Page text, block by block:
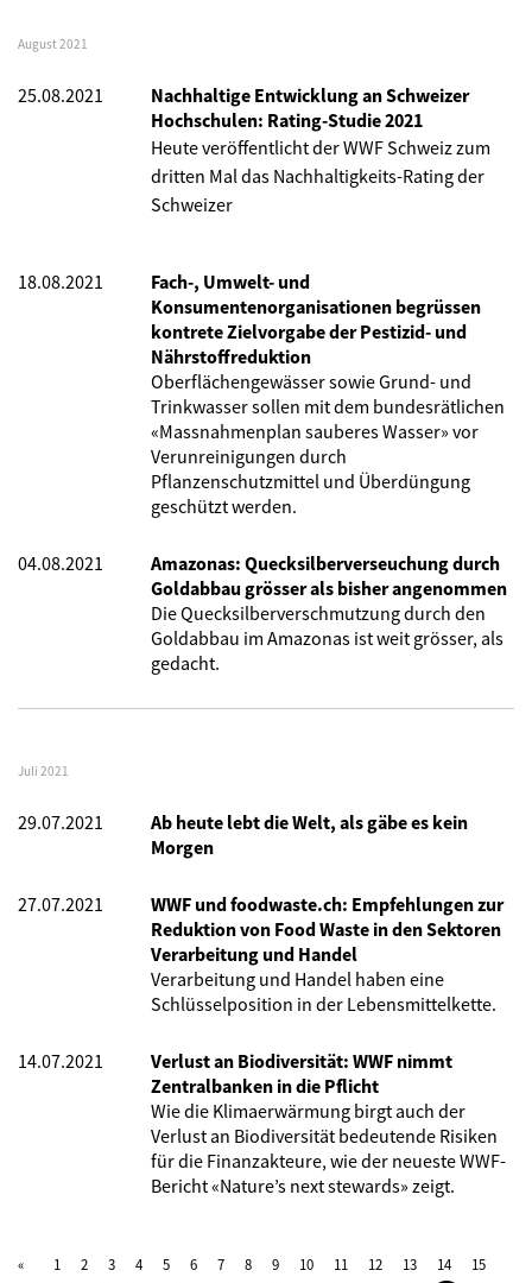
August 2021
25.08.2021
Nachhaltige Entwicklung an Schweizer
Hochschulen: Rating-Studie 2021
Heute veröffentlicht der WWF Schweiz zum
dritten Maldas Nachhaltigkeits-Ratingder
Schweizer
18.08.2021
Fach-, Umwelt- und
Konsumentenorganisationen begrüssen
kontrete Zielvorgabe der Pestizid- und
Nährstoffreduktion
Oberflächengewässer sowie Grund- und
Trinkwasser sollen mit dem bundesrätlichen
«Massnahmenplan sauberes Wasser» vor
Verunreinigungen durch
Pflanzenschutzmittel und Überdüngung
geschützt werden.
04.08.2021
Amazonas: Quecksilberverseuchung durch
Goldabbau grösser als bisher angenommen
Die Quecksilberverschmutzung durch den
Goldabbau im Amazonas ist weit grösser, als
gedacht.
Juli 2021
29.07.2021
Ab heute lebt die Welt, als gäbe es kein
Morgen
27.07.2021
WWF und foodwaste.ch: Empfehlungen zur
Reduktion von Food Waste in den Sektoren
Verarbeitung und Handel
Verarbeitung und Handel haben eine
Schlüsselposition in der Lebensmittelkette.
14.07.2021
Verlust an Biodiversität: WWF nimmt
Zentralbanken in die Pflicht
Wie die Klimaerwärmung birgt auch der
Verlust an Biodiversität bedeutende Risiken
für die Finanzakteure, wie der neueste WWF-
Bericht «Nature’s next stewards» zeigt.
1 2 3 4 5 6 7 8 9 10 11 12 13 14
15